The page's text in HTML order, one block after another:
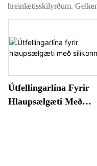
hreinlætisskilyrðum.
Útfellingarlína Fyrir
Hlaupsælgæti Með